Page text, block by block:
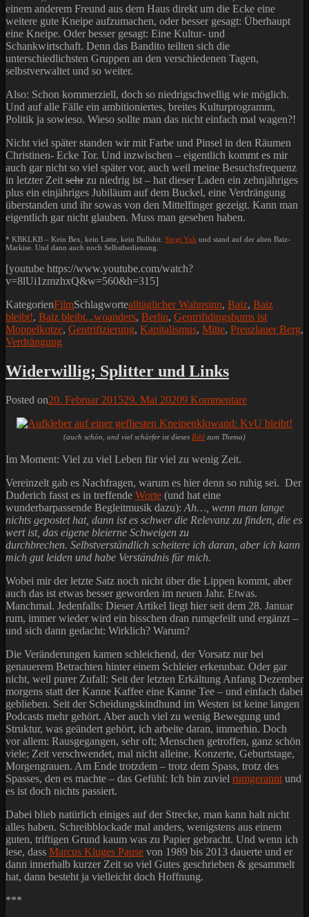
einem anderem Freund aus dem Haus direkt um die Ecke eine
weitere gute Kneipe aufzumachen, oder besser gesagt: Überhaupt
eine Kneipe. Oder besser gesagt: Eine Kultur- und
Schankwirtschaft. Denn das Bandito teilten sich die
unterschiedlichsten Gruppen an den verschiedenen Tagen,
selbstverwaltet und so weiter.
Also: Schon kommerziell, doch so niedrigschwellig wie möglich.
Und auf alle Fälle ein ambitioniertes, breites Kulturprogramm,
Politik ja sowieso. Wieso sollte man das nicht einfach mal wagen?!
Nicht viel später standen wir mit Farbe und Pinsel in den Räumen
Christinen- Ecke Tor. Und inzwischen – eigentlich kommt es mir
auch gar nicht so viel später vor, auch weil meine Besuchsfrequenz
in letzter Zeit sehrzu niedrig ist – hat dieser Laden ein zehnjähriges
plus ein einjähriges Jubiläum auf dem Buckel, eine Verdrängung
überstanden und ihr sowas von den Mittelfinger gezeigt. Kann man
eigentlich gar nicht glauben. Muss man gesehen haben.
* KBKLKB – Kein Bex, kein Latte, kein Bullshit. Singt Yok und stand auf der alten Baiz-
Markise. Und dann auch noch Selbstbedienung.
[youtube https://www.youtube.com/watch?
v=8lUi1zmzhxQ&w=560&h=315]
KategorienFilmSchlagwortealltäglicher Wahnsinn, Baiz, Baiz
bleibt!, Baiz bleibt...woanders, Berlin, Gentrifidingsbums ist
Moppelkotze, Gentrifizierung, Kapitalismus, Mitte, Prenzlauer Berg,
Verdrängung
Widerwillig; Splitter und Links
Posted on20. Februar 201529. Mai 20209 Kommentare
(auch schön, und viel schärfer ist dieses Bild zum Thema)
Im Moment: Viel zu viel Leben für viel zu wenig Zeit.
Vereinzelt gab es Nachfragen, warum es hier denn so ruhig sei. Der
Duderich fasst es in treffende Worte (und hat eine
wunderbarpassende Begleitmusik dazu):Ah…, wenn man lange
nichts gepostet hat, dann ist es schwer die Relevanz zu finden, die es
wert ist, das eigene bleierne Schweigen zu
durchbrechen. Selbstverständlich scheitere ich daran, aber ich kann
mich gut leiden und habe Verständnis für mich.
Wobei mir der letzte Satz noch nicht über die Lippen kommt, aber
auch das ist etwas besser geworden im neuen Jahr. Etwas.
Manchmal. Jedenfalls: Dieser Artikel liegt hier seit dem 28. Januar
rum, immer wieder wird ein bisschen dran rumgefeilt und ergänzt –
und sich dann gedacht: Wirklich? Warum?
Die Veränderungen kamen schleichend, der Vorsatz nur bei
genauerem Betrachten hinter einem Schleier erkennbar. Oder gar
nicht, weil purer Zufall: Seit der letzten Erkältung Anfang Dezember
morgens statt der Kanne Kaffee eine Kanne Tee – und einfach dabei
geblieben. Seit der Scheidungskindhund im Westen ist keine langen
Podcasts mehr gehört. Aber auch viel zu wenig Bewegung und
Struktur, was geändert gehört, ich arbeite daran, immerhin. Doch
vor allem: Rausgegangen, sehr oft; Menschen getroffen, ganz schön
viele; Zeit verschwendet, mal nicht alleine. Konzerte, Geburtstage,
Morgengrauen. Am Ende trotzdem – trotz dem Spass, trotz des
Spasses, den es machte – das Gefühl: Ich bin zuviel rumgeranntund
es ist doch nichts passiert.
Dabei blieb natürlich einiges auf der Strecke, man kann halt nicht
alles haben. Schreibblockade mal anders, wenigstens aus einem
guten, triftigen Grund kaum was zu Papier gebracht. Und wenn ich
lese, dass Marcus Kluges Pause von 1989 bis 2013 dauerte und er
dann innerhalb kurzer Zeit so viel Gutes geschrieben & gesammelt
hat, dann besteht ja vielleicht doch Hoffnung.
***